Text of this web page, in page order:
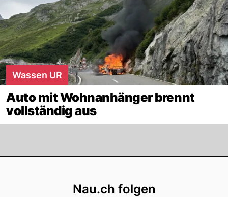
Wassen UR
Auto mit Wohnanhänger brennt
vollständig aus
Nau.ch folgen